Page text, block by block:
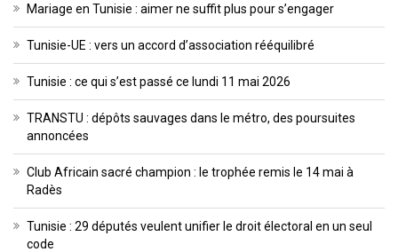
Mariage en Tunisie : aimer ne suffit plus pour s’engager
Tunisie-UE : vers un accord d’association rééquilibré
Tunisie : ce qui s’est passé ce lundi 11 mai 2026
TRANSTU : dépôts sauvages dans le métro, des poursuites
annoncées
Club Africain sacré champion : le trophée remis le 14 mai à
Radès
Tunisie : 29 députés veulent unifier le droit électoral en un seul
code